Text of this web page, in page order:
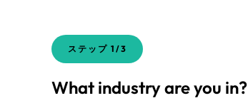
ステップ 1/3
What industry are you in?